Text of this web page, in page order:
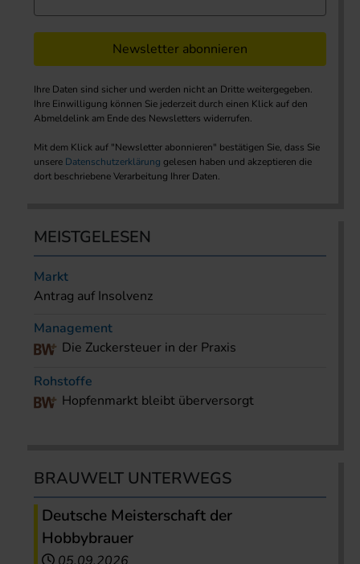
Newsletter abonnieren
Ihre Daten sind sicher und werden nicht an Dritte weitergegeben.
Ihre Einwilligung können Sie jederzeit durch einen Klick auf den
Abmeldelink am Ende des Newsletters widerrufen.
Mit dem Klick auf "Newsletter abonnieren" bestätigen Sie, dass Sie
unsere Datenschutzerklärung gelesen haben und akzeptieren die
dort beschriebene Verarbeitung Ihrer Daten.
MEISTGELESEN
Markt
Antrag auf Insolvenz
Management
Die Zuckersteuer in der Praxis
Rohstoffe
Hopfenmarkt bleibt überversorgt
BRAUWELT UNTERWEGS
Deutsche Meisterschaft der
Hobbybrauer